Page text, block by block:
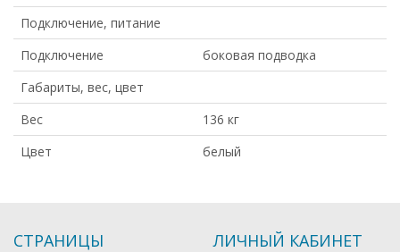
Подключение, питание
Подключение
боковая подводка
Габариты, вес, цвет
Вес
136 кг
Цвет
белый
СТРАНИЦЫ ЛИЧНЫЙ КАБИНЕТ